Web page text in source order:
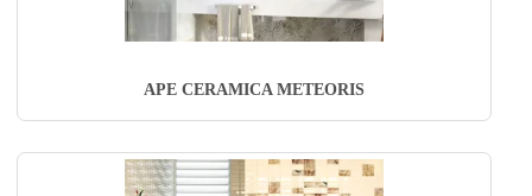
APE CERAMICA METEORIS